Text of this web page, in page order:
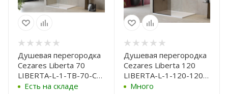
Душевая перегородка
Cezares Liberta 70
LIBERTA-L-1-TB-70-C-
Cr профиль Хром
Есть на складе
Душевая перегородка
Cezares Liberta 120
LIBERTA-L-1-120-120-
BR-NERO профиль
Много